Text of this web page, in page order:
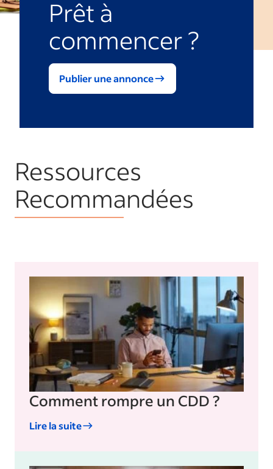
Prêt à
commencer ?
Publier une annonce
Ressources
Recommandées
Comment rompre un CDD ?
Lire la suite